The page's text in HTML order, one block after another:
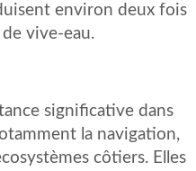
environ deux fois
vive-eau.
significative dans
la navigation,
côtiers. Elles